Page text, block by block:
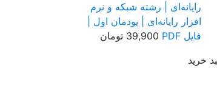
رایانه‌ای | رشته شبکه و نرم
افزار رایانه‌ای | پودمان اول |
فایل PDF
39,900 تومان
خرید